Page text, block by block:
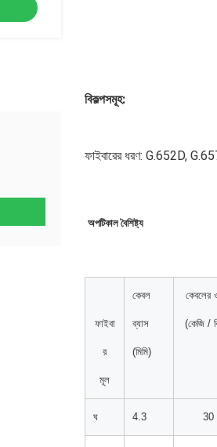
বিকল্পসমূহ:
ফাইবারের ধরণ: G.652D,
অপটিকাল বৈশিষ্ট্য
ফাইবা
র
মূল
কেবল
ব্যাস
(মিমি)
কেবলের
(কেজি /
ঘ 4.3 30